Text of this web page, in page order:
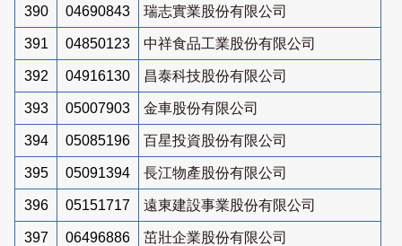
390 04690843 瑞志實業股份有限公司
391 04850123 中祥食品工業股份有限公司
392 04916130 昌泰科技股份有限公司
393 05007903 金車股份有限公司
394 05085196 百星投資股份有限公司
395 05091394 長江物產股份有限公司
396 05151717 遠東建設事業股份有限公司
397 06496886 茁壯企業股份有限公司